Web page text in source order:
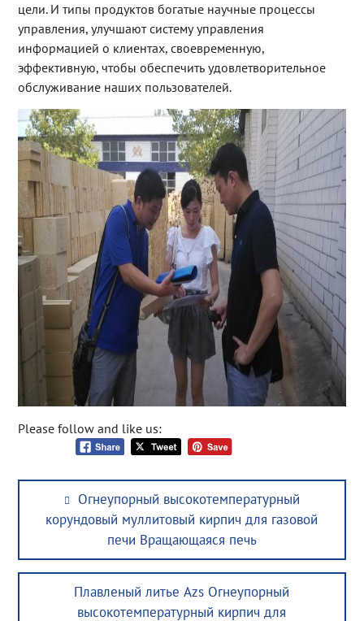
цели. И типы продуктов богатые научные процессы
управления, улучшают систему управления
информацией о клиентах, своевременную,
эффективную, чтобы обеспечить удовлетворительное
обслуживание наших пользователей.
Please follow and like us:
Post
navigationPrevious
post:
Огнеупорный высокотемпературный
корундовый муллитовый кирпич для газовой
печи Вращающаяся печь
Next
post:
Плавленый литье Azs Огнеупорный
высокотемпературный кирпич для